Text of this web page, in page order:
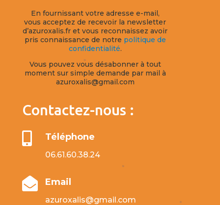
En fournissant votre adresse e-mail,
vous acceptez de recevoir la newsletter
d’azuroxalis.fr et vous reconnaissez avoir
pris connaissance de notre politique de
confidentialité.
Vous pouvez vous désabonner à tout
moment sur simple demande par mail à
azuroxalis@gmail.com
Contactez-nous :
 Téléphone
06.61.60.38.24
 Email
azuroxalis@gmail.com